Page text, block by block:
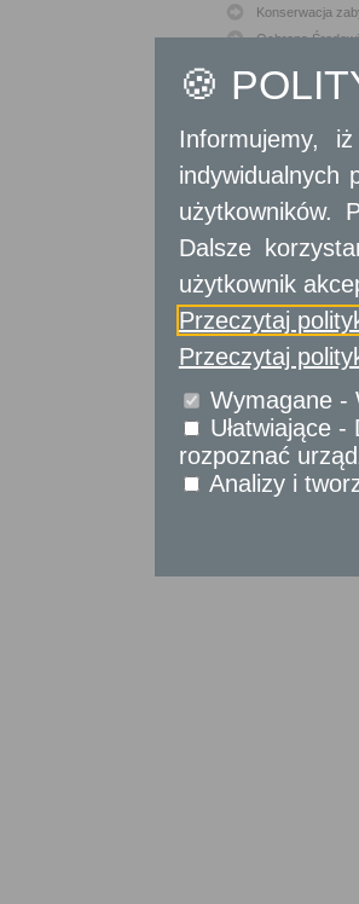
Konserwacja
Ochrona
Podatki i opłaty
Polityka społeczna
Skargi i wnioski
Sprawy
Sprawy
Sprawy
Udostępnianie
Urząd Stanu
Usługi
Usługidla
urzędów
🍪
Informujemy,
indywidualnych
użytkowników.
Dalsze
użytkownik
Przeczytaj
Przeczytaj
Wymagane -
Ułatwiające
rozpoznać
Analizy i